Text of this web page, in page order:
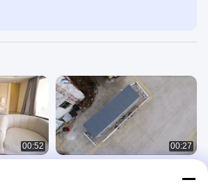
00:52
00:27
Alu.Casement ประตูปรับอากาศเป็นตัว